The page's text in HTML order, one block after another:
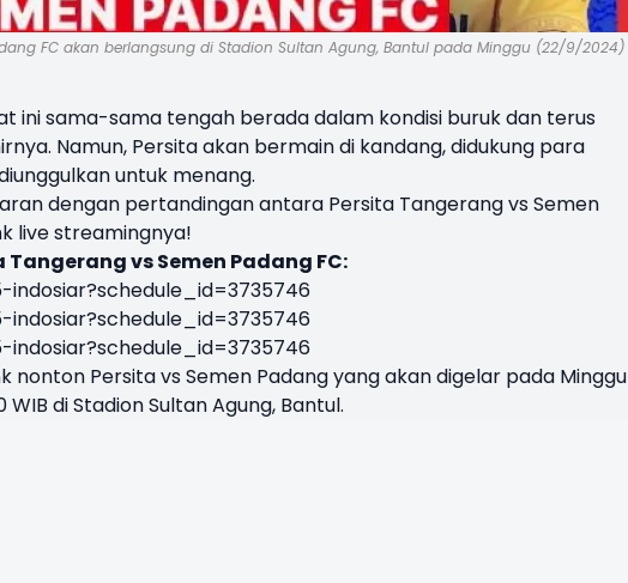
FC akan berlangsung di Stadion Sultan Agung, Bantul pada Minggu (22/9/2024)
ini sama-sama tengah berada dalam kondisi buruk dan terus
Namun, Persita akan bermain di kandang, didukung para
untuk menang.
dengan pertandingan antara Persita Tangerang vs Semen
live streamingnya!
vs Semen Padang FC:
nonton Persita vs Semen Padang yang akan digelar pada Minggu
di Stadion Sultan Agung, Bantul.